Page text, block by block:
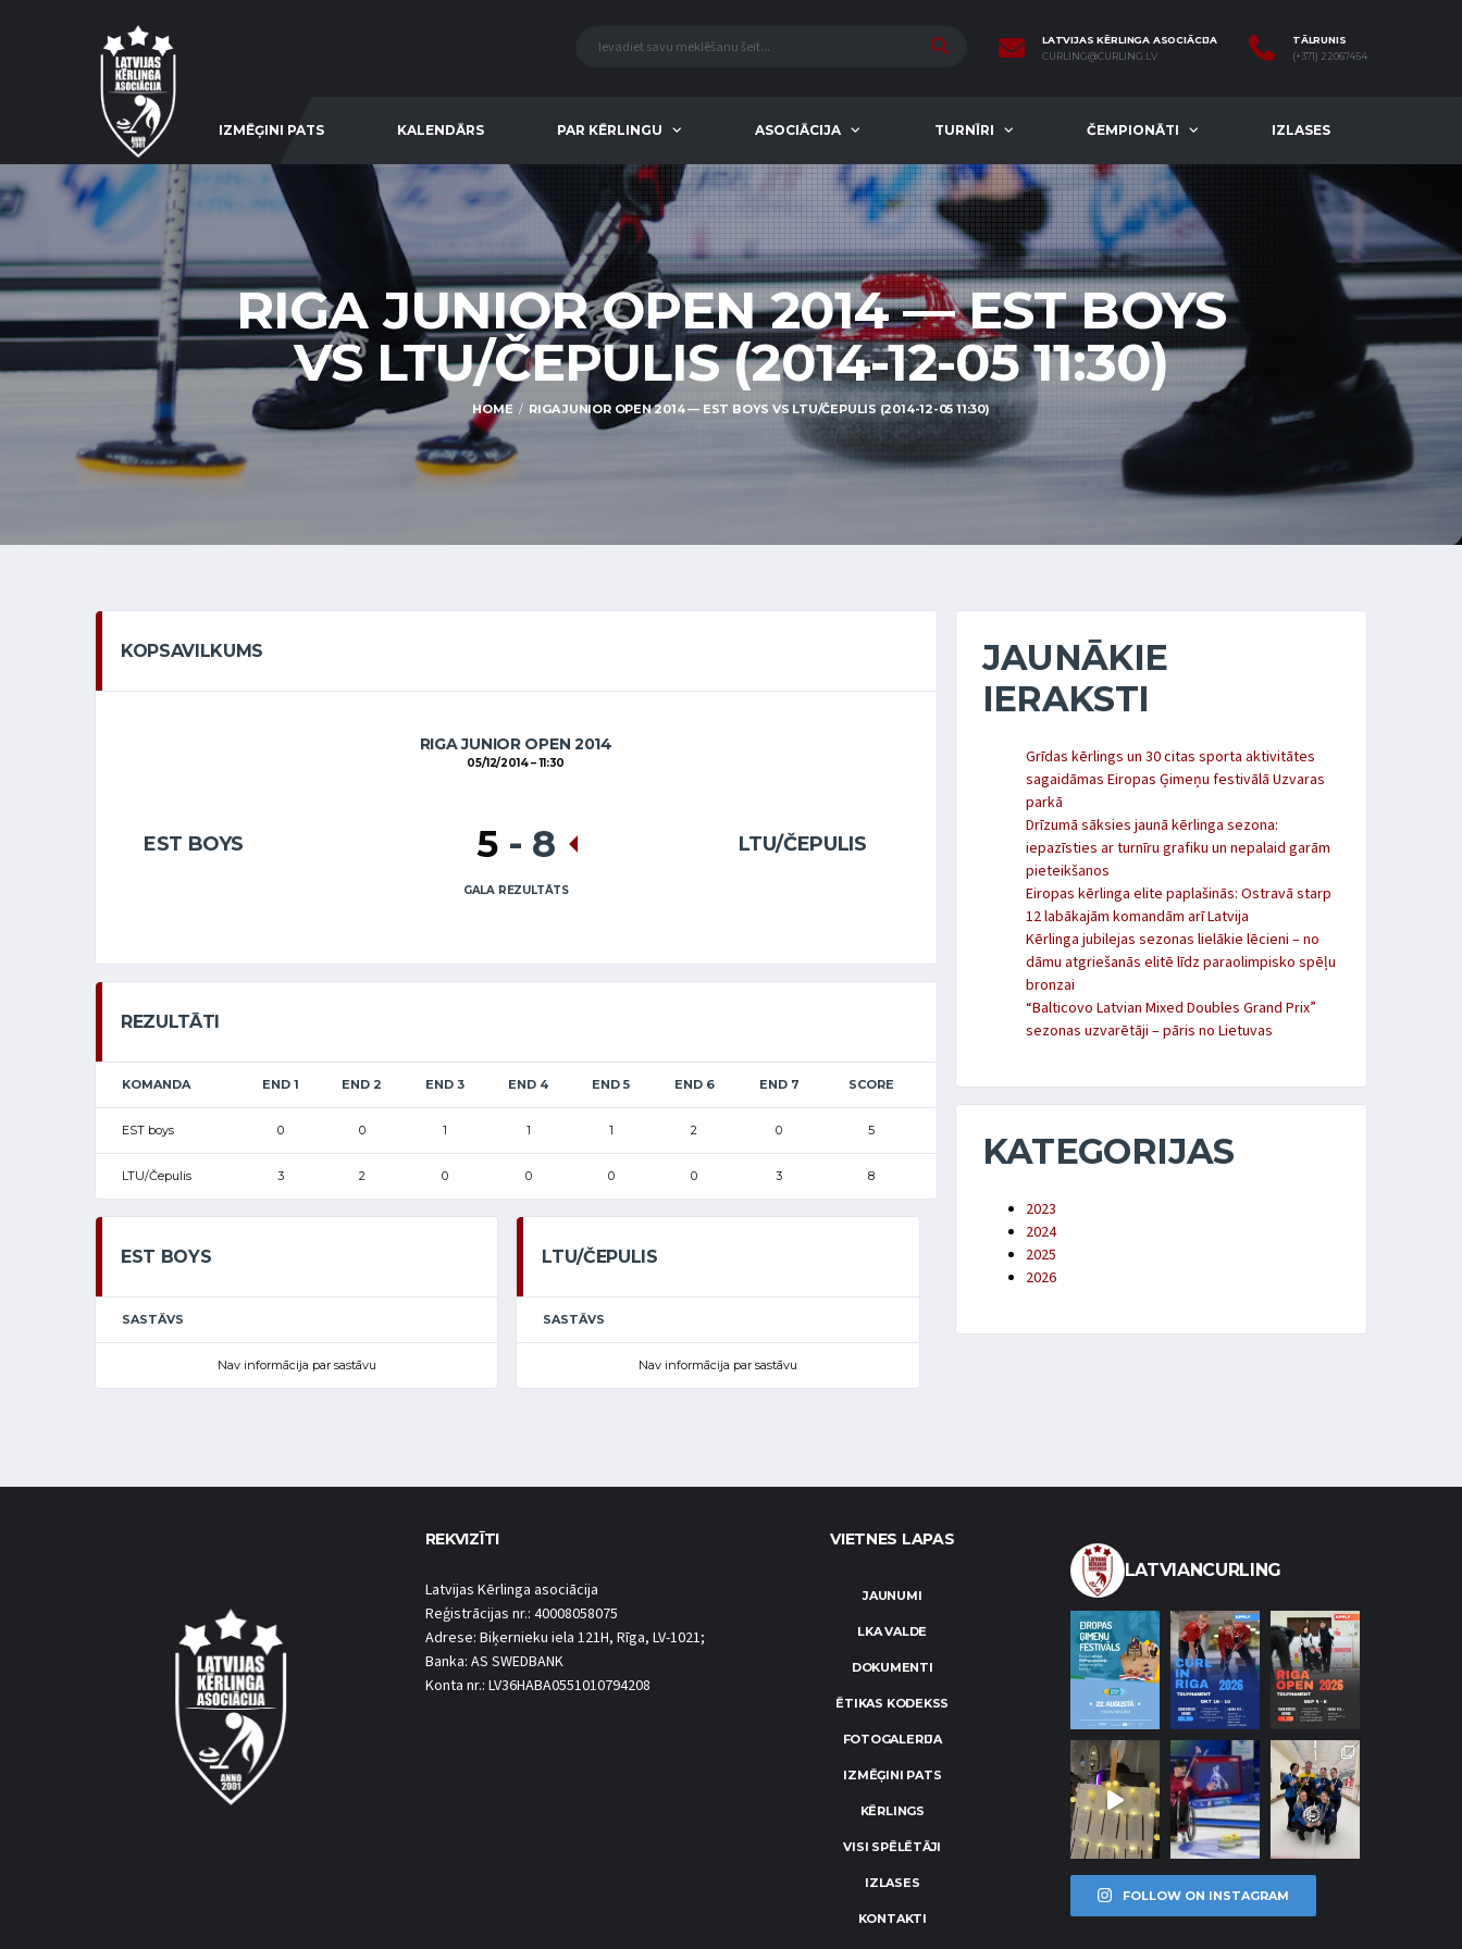
LATVIJAS KĒRLINGA ASOCIĀCIJA
CURLING@CURLING.LV
TĀLRUNIS
(+371) 22067454
IZMĒĢINI PATS KALENDĀRS PAR KĒRLINGU ASOCIĀCIJA TURNĪRI ČEMPIONĀTI IZLASES
RIGA JUNIOR OPEN 2014 — EST BOYS
VS LTU/ČEPULIS (2014-12-05 11:30)
HOME RIGA JUNIOR OPEN 2014 — EST BOYS VS LTU/ČEPULIS (2014-12-05 11:30)
KOPSAVILKUMS
RIGA JUNIOR OPEN 2014
05/12/2014 11:30
EST BOYS LTU/ČEPULIS
5 - 8
GALA REZULTĀTS
REZULTĀTI
KOMANDA END 1 END 2 END 3 END 4 END 5 END 6 END 7 SCORE
EST boys 0 0 1 1 1 2 0 5
LTU/Čepulis 3 2 0 0 0 0 3 8
EST BOYS
SASTĀVS
Nav informācija par sastāvu
LTU/ČEPULIS
SASTĀVS
Nav informācija par sastāvu
JAUNĀKIE
IERAKSTI
Grīdas kērlings un 30 citas sporta aktivitātes
sagaidāmas Eiropas Ģimeņu festivālā Uzvaras
parkā
Drīzumā sāksies jaunā kērlinga sezona:
iepazīsties ar turnīru grafiku un nepalaid garām
pieteikšanos
Eiropas kērlinga elite paplašinās: Ostravā starp
12 labākajām komandām arī Latvija
Kērlinga jubilejas sezonas lielākie lēcieni – no
dāmu atgriešanās elitē līdz paraolimpisko spēļu
bronzai
“Balticovo Latvian Mixed Doubles Grand Prix”
sezonas uzvarētāji – pāris no Lietuvas
KATEGORIJAS
2023
2024
2025
2026
REKVIZĪTI
Latvijas Kērlinga asociācija
Reģistrācijas nr.: 40008058075
Adrese: Biķernieku iela 121H, Rīga, LV-1021;
Banka: AS SWEDBANK
Konta nr.: LV36HABA0551010794208
VIETNES LAPAS
JAUNUMI
LKA VALDE
DOKUMENTI
ĒTIKAS KODEKSS
FOTOGALERIJA
IZMĒĢINI PATS
KĒRLINGS
VISI SPĒLĒTĀJI
IZLASES
KONTAKTI
LATVIANCURLING
FOLLOW ON INSTAGRAM